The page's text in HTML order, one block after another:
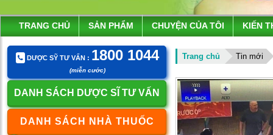
TRANG CHỦ SẢN PHẨM CHUYỆN CỦA TÔI KIẾN
DƯỢC SỸ TƯ VẤN : 1800 1044
(miễn cước)
DANH SÁCH DƯỢC SĨ TƯ VẤN
DANH SÁCH NHÀ THUỐC
Trang chủ Tin mới